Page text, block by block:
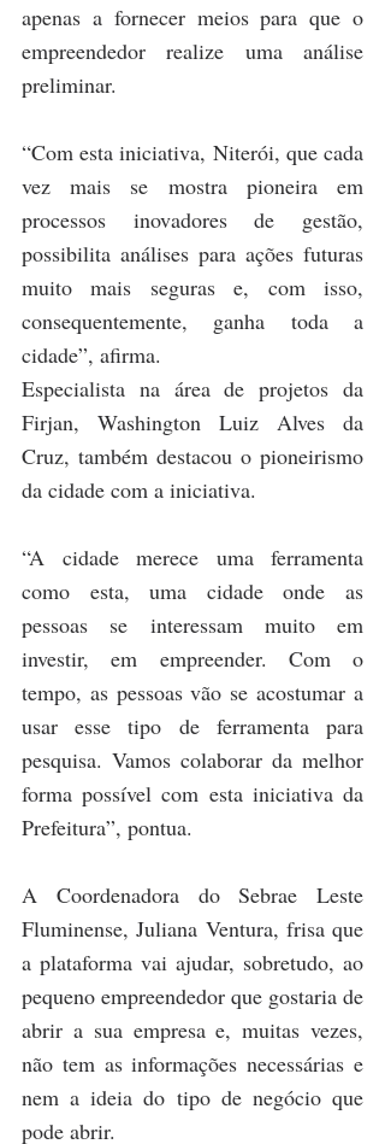
apenas a fornecer meios para que o
empreendedor realize uma análise
preliminar.
“Com esta iniciativa, Niterói, que cada
vez mais se mostra pioneira em
processos inovadores de gestão,
possibilita análises para ações futuras
muito mais seguras e, com isso,
consequentemente, ganha toda a
cidade”, afirma.
Especialista na área de projetos da
Firjan, Washington Luiz Alves da
Cruz, também destacou o pioneirismo
da cidade com a iniciativa.
“A cidade merece uma ferramenta
como esta, uma cidade onde as
pessoas se interessam muito em
investir, em empreender. Com o
tempo, as pessoas vão se acostumar a
usar esse tipo de ferramenta para
pesquisa. Vamos colaborar da melhor
forma possível com esta iniciativa da
Prefeitura”, pontua.
A Coordenadora do Sebrae Leste
Fluminense, Juliana Ventura, frisa que
a plataforma vai ajudar, sobretudo, ao
pequeno empreendedor que gostaria de
abrir a sua empresa e, muitas vezes,
não tem as informações necessárias e
nem a ideia do tipo de negócio que
pode abrir.